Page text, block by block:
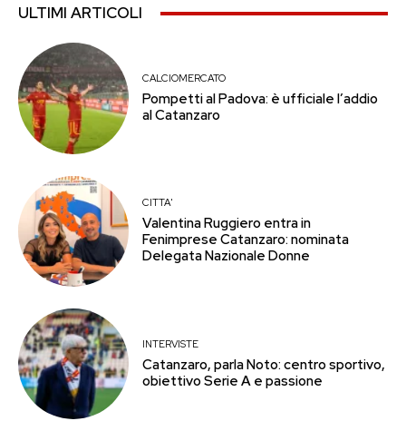
ULTIMI ARTICOLI
CALCIOMERCATO
Pompetti al Padova: è ufficiale l’addio
al Catanzaro
CITTA'
Valentina Ruggiero entra in
Fenimprese Catanzaro: nominata
Delegata Nazionale Donne
INTERVISTE
Catanzaro, parla Noto: centro sportivo,
obiettivo Serie A e passione